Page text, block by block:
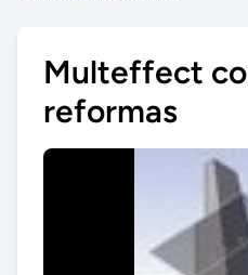
Multeffect
reformas